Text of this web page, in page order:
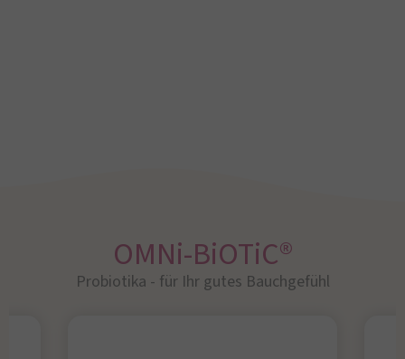
OMNi-BiOTiC®
Probiotika - für Ihr gutes Bauchgefühl​